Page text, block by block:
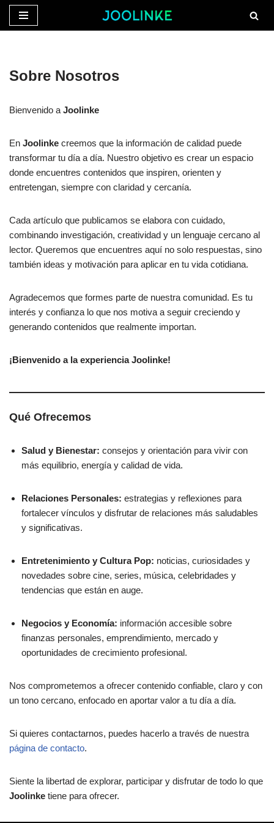
Saltar
Sobre Nosotros
Bienvenido a Joolinke
En Joolinke creemos que la información de calidad puede
transformar tu día a día. Nuestro objetivo es crear un espacio
donde encuentres contenidos que inspiren, orienten y
entretengan, siempre con claridad y cercanía.
Cada artículo que publicamos se elabora con cuidado,
combinando investigación, creatividad y un lenguaje cercano al
lector. Queremos que encuentres aquí no solo respuestas, sino
también ideas y motivación para aplicar en tu vida cotidiana.
Agradecemos que formes parte de nuestra comunidad. Es tu
interés y confianza lo que nos motiva a seguir creciendo y
generando contenidos que realmente importan.
¡Bienvenido a la experiencia Joolinke!
Qué Ofrecemos
Salud y Bienestar: consejos y orientación para vivir con
más equilibrio, energía y calidad de vida.
Relaciones Personales: estrategias y reflexiones para
fortalecer vínculos y disfrutar de relaciones más saludables
y significativas.
Entretenimiento y Cultura Pop: noticias, curiosidades y
novedades sobre cine, series, música, celebridades y
tendencias que están en auge.
Negocios y Economía: información accesible sobre
finanzas personales, emprendimiento, mercado y
oportunidades de crecimiento profesional.
Nos comprometemos a ofrecer contenido confiable, claro y con
un tono cercano, enfocado en aportar valor a tu día a día.
Si quieres contactarnos, puedes hacerlo a través de nuestra
página de contacto.
Siente la libertad de explorar, participar y disfrutar de todo lo que
Joolinke tiene para ofrecer.